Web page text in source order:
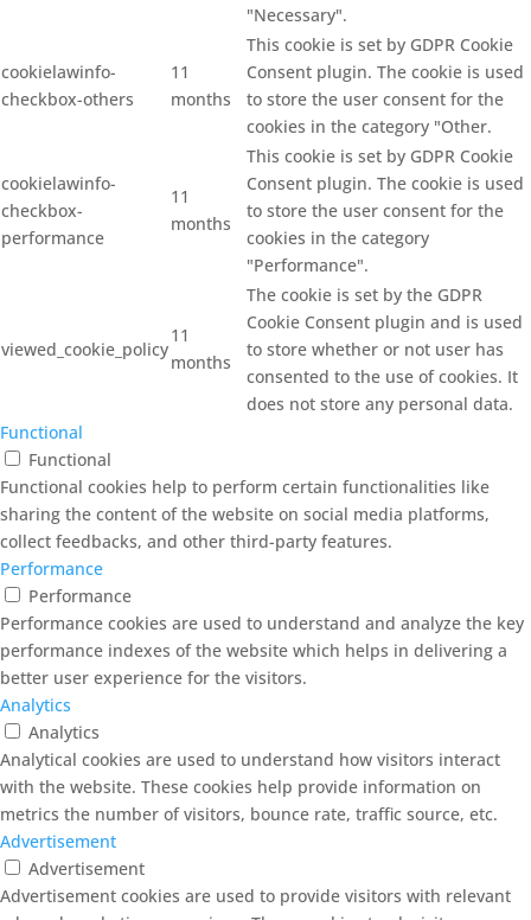
"Necessary".
cookielawinfo-
checkbox-others
11
months
This cookie is set by GDPR Cookie
Consent plugin. The cookie is used
to store the user consent for the
cookies in the category "Other.
cookielawinfo-
checkbox-
performance
11
months
This cookie is set by GDPR Cookie
Consent plugin. The cookie is used
to store the user consent for the
cookies in the category
"Performance".
viewed_cookie_policy
11
months
The cookie is set by the GDPR
Cookie Consent plugin and is used
to store whether or not user has
consented to the use of cookies. It
does not store any personal data.
Functional
Functional
Functional cookies help to perform certain functionalities like
sharing the content of the website on social media platforms,
collect feedbacks, and other third-party features.
Performance
Performance
Performance cookies are used to understand and analyze the key
performance indexes of the website which helps in delivering a
better user experience for the visitors.
Analytics
Analytics
Analytical cookies are used to understand how visitors interact
with the website. These cookies help provide information on
metrics the number of visitors, bounce rate, traffic source, etc.
Advertisement
Advertisement
Advertisement cookies are used to provide visitors with relevant